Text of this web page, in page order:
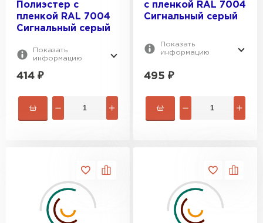
Полиэстер с
пленкой RAL 7004
Сигнальный серый
Показать
информацию
414 ₽
с пленкой RAL 7004
Сигнальный серый
Показать
информацию
495 ₽